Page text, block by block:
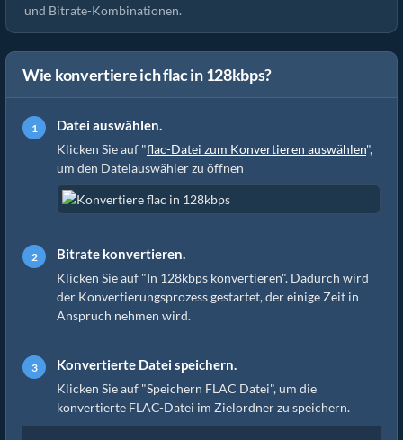
und Bitrate-Kombinationen.
Wie konvertiere ich flac in 128kbps?
Datei auswählen.
Klicken Sie auf "flac-Datei zum Konvertieren auswählen",
um den Dateiauswähler zu öffnen
Bitrate konvertieren.
Klicken Sie auf "In 128kbps konvertieren". Dadurch wird
der Konvertierungsprozess gestartet, der einige Zeit in
Anspruch nehmen wird.
Konvertierte Datei speichern.
Klicken Sie auf "Speichern FLAC Datei", um die
konvertierte FLAC-Datei im Zielordner zu speichern.